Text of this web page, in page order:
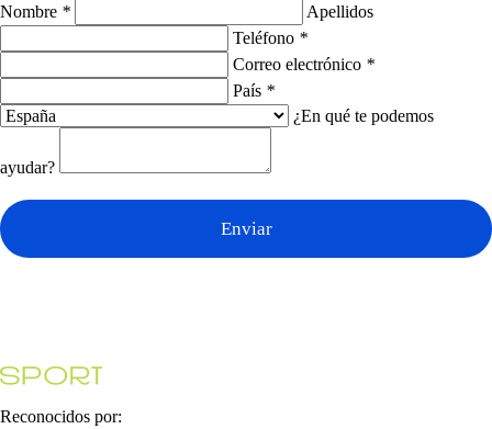
Nombre *
Apellidos
Teléfono *
Correo electrónico *
País *
¿En qué te podemos
ayudar?
Enviar
Reconocidos por: